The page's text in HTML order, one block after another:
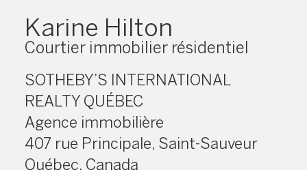
Karine Hilton
Courtier immobilier résidentiel
SOTHEBY’S INTERNATIONAL
REALTY QUÉBEC
Agence immobilière
407 rue Principale, Saint-Sauveur
Québec, Canada